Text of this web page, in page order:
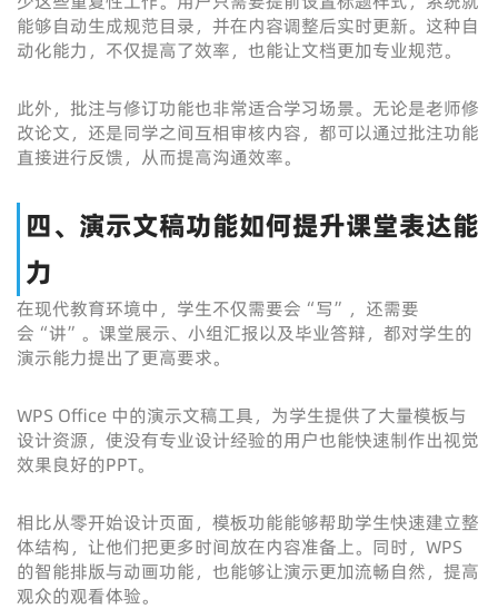
能够自动生成规范目录，并在内容调整后实时更新。这种自
动化能力，不仅提高了效率，也能让文档更加专业规范。
此外，批注与修订功能也非常适合学习场景。无论是老师修
改论文，还是同学之间互相审核内容，都可以通过批注功能
直接进行反馈，从而提高沟通效率。
四、演示文稿功能如何提升课堂表达能
力
在现代教育环境中，学生不仅需要会“写”，还需要
会“讲”。课堂展示、小组汇报以及毕业答辩，都对学生的
演示能力提出了更高要求。
WPS Office 中的演示文稿工具，为学生提供了大量模板与
设计资源，使没有专业设计经验的用户也能快速制作出视觉
效果良好的PPT。
相比从零开始设计页面，模板功能能够帮助学生快速建立整
体结构，让他们把更多时间放在内容准备上。同时，WPS
的智能排版与动画功能，也能够让演示更加流畅自然，提高
观众的观看体验。